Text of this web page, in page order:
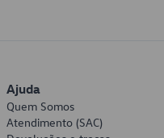
Ajuda
Quem Somos
Atendimento (SAC)